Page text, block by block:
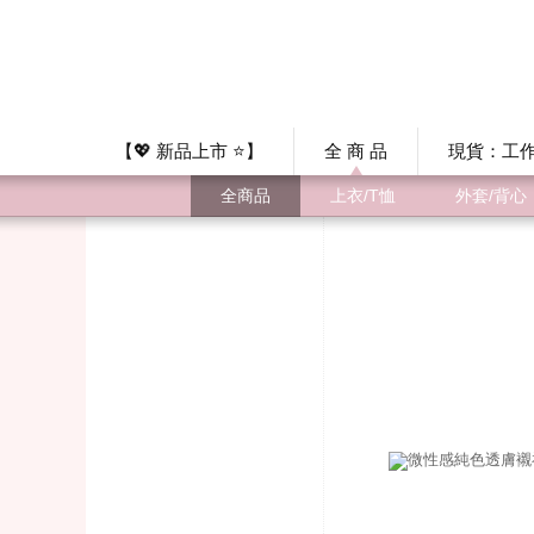
【💖 新品上市 ⭐】 全 商 品 現貨：工
全商品 上衣/T恤 外套/背心